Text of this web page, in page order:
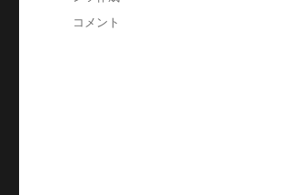
ー
動
コメント